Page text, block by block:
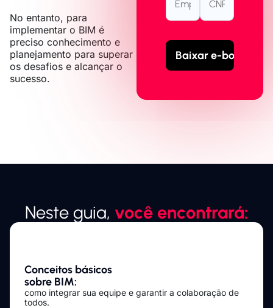
No entanto, para
implementar o BIM é
preciso conhecimento e
planejamento para superar
os desafios e alcançar o
sucesso.
Neste guia, você encontrará:
Conceitos básicos
sobre BIM:
como integrar sua equipe e garantir a colaboração de
todos.